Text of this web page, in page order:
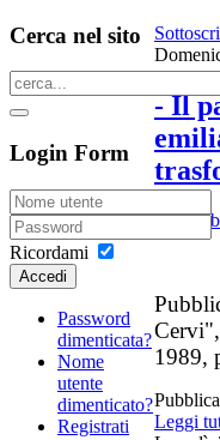
- Il
1989,
Leggi
Cerca nel sito
Login Form
Ricordami
Accedi
Password
dimenticata?
Nome
utente
dimenticato?
Registrati